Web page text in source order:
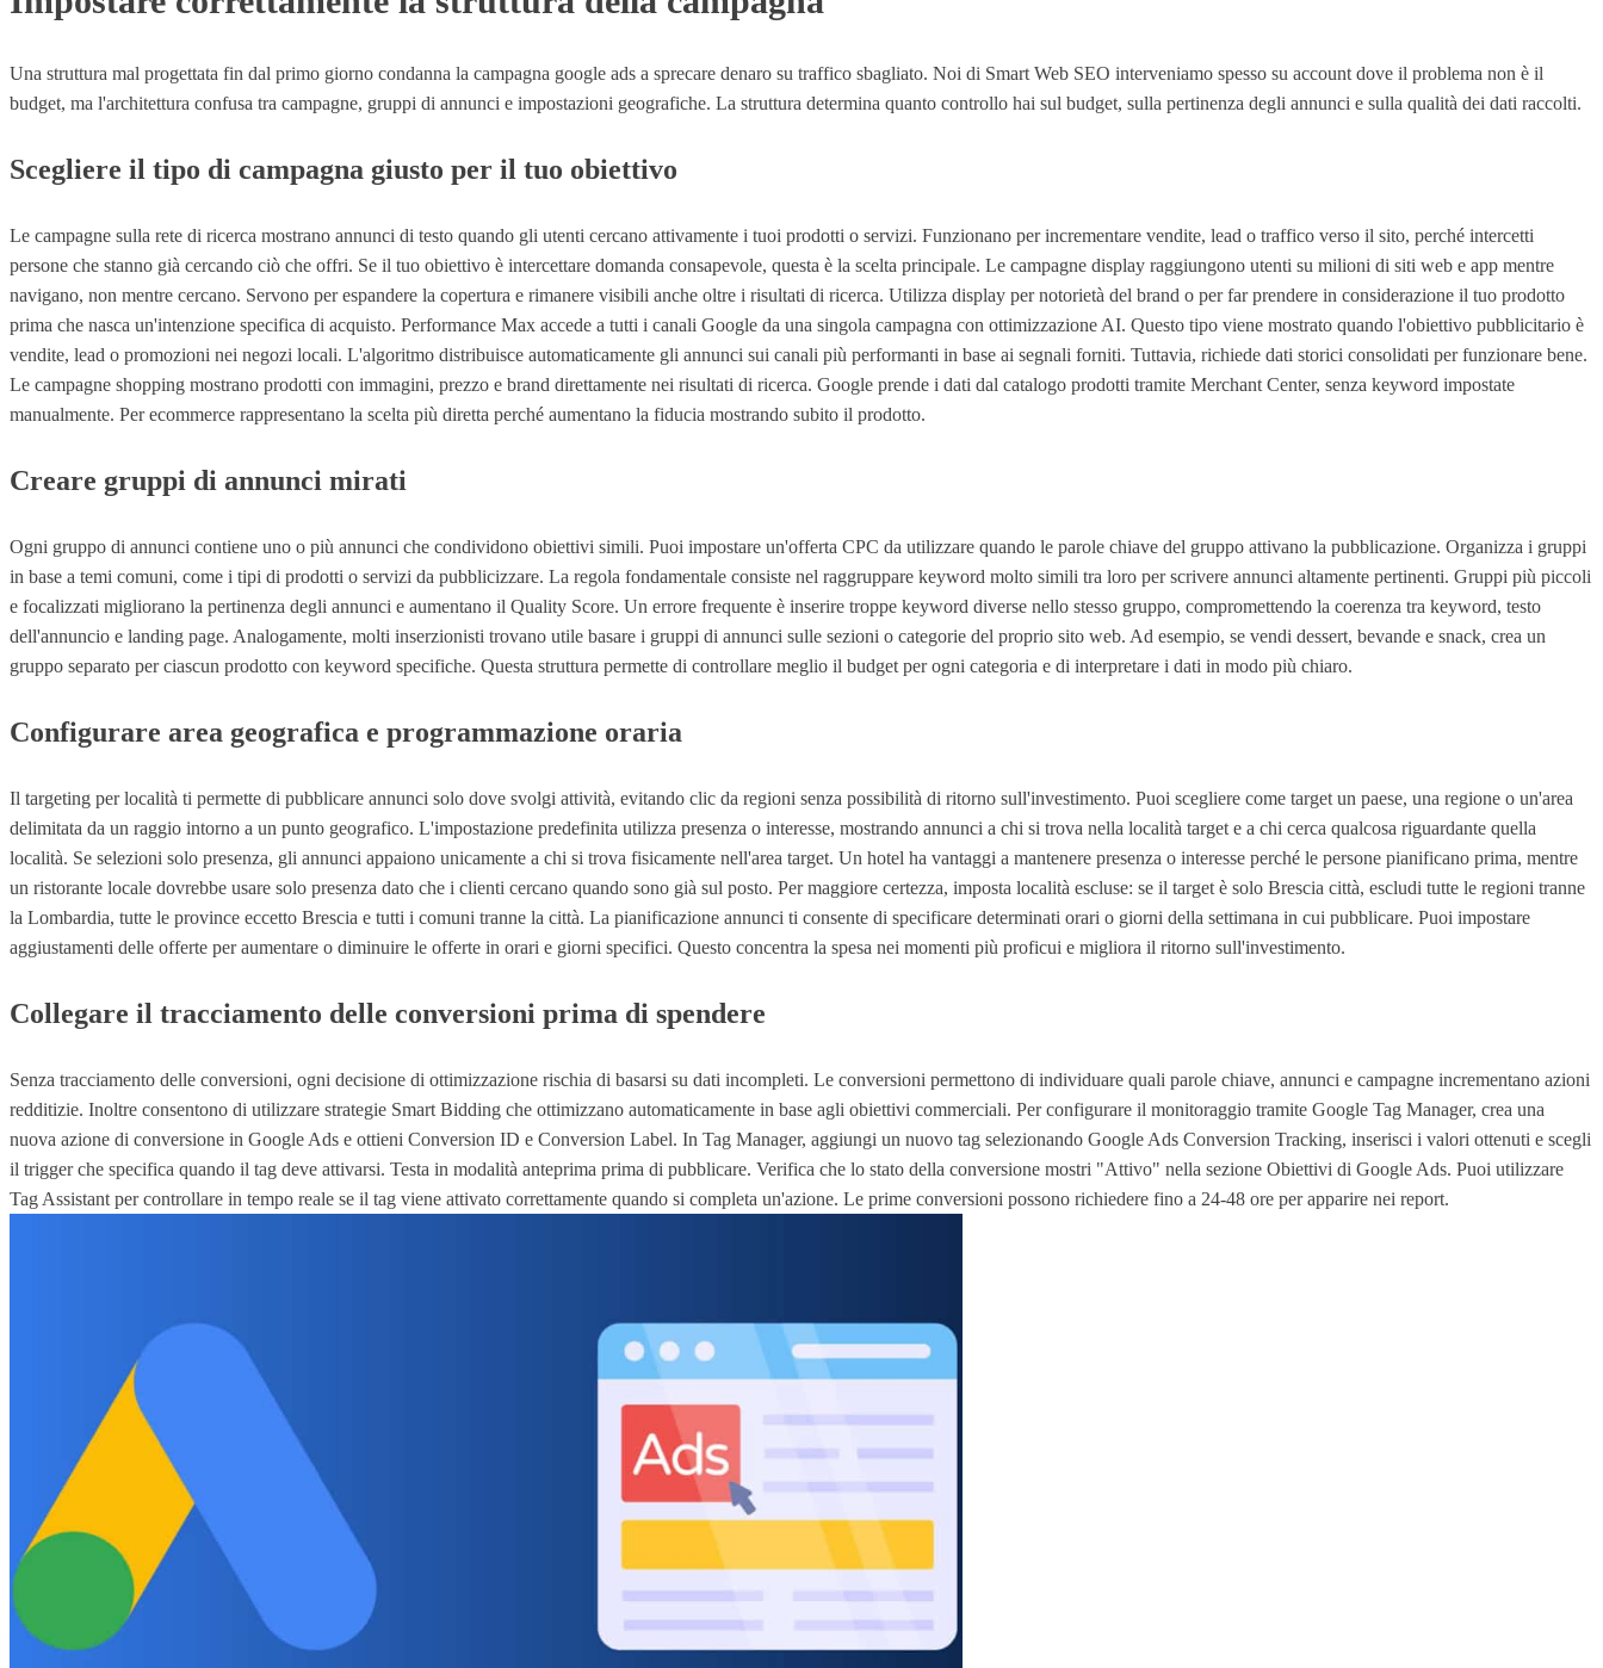
Una struttura mal progettata fin dal primo giorno condanna la campagna google ads a sprecare denaro su traffico sbagliato. Noi di Smart Web SEO interveniamo spesso su account dove il problema non è il
budget, ma l'architettura confusa tra campagne, gruppi di annunci e impostazioni geografiche. La struttura determina quanto controllo hai sul budget, sulla pertinenza degli annunci e sulla qualità dei dati raccolti.
Scegliere il tipo di campagna giusto per il tuo obiettivo
Le campagne sulla rete di ricerca mostrano annunci di testo quando gli utenti cercano attivamente i tuoi prodotti o servizi. Funzionano per incrementare vendite, lead o traffico verso il sito, perché intercetti
persone che stanno già cercando ciò che offri. Se il tuo obiettivo è intercettare domanda consapevole, questa è la scelta principale. Le campagne display raggiungono utenti su milioni di siti web e app mentre
navigano, non mentre cercano. Servono per espandere la copertura e rimanere visibili anche oltre i risultati di ricerca. Utilizza display per notorietà del brand o per far prendere in considerazione il tuo prodotto
prima che nasca un'intenzione specifica di acquisto. Performance Max accede a tutti i canali Google da una singola campagna con ottimizzazione AI. Questo tipo viene mostrato quando l'obiettivo pubblicitario è
vendite, lead o promozioni nei negozi locali. L'algoritmo distribuisce automaticamente gli annunci sui canali più performanti in base ai segnali forniti. Tuttavia, richiede dati storici consolidati per funzionare bene.
Le campagne shopping mostrano prodotti con immagini, prezzo e brand direttamente nei risultati di ricerca. Google prende i dati dal catalogo prodotti tramite Merchant Center, senza keyword impostate
manualmente. Per ecommerce rappresentano la scelta più diretta perché aumentano la fiducia mostrando subito il prodotto.
Creare gruppi di annunci mirati
Ogni gruppo di annunci contiene uno o più annunci che condividono obiettivi simili. Puoi impostare un'offerta CPC da utilizzare quando le parole chiave del gruppo attivano la pubblicazione. Organizza i gruppi
in base a temi comuni, come i tipi di prodotti o servizi da pubblicizzare. La regola fondamentale consiste nel raggruppare keyword molto simili tra loro per scrivere annunci altamente pertinenti. Gruppi più piccoli
e focalizzati migliorano la pertinenza degli annunci e aumentano il Quality Score. Un errore frequente è inserire troppe keyword diverse nello stesso gruppo, compromettendo la coerenza tra keyword, testo
dell'annuncio e landing page. Analogamente, molti inserzionisti trovano utile basare i gruppi di annunci sulle sezioni o categorie del proprio sito web. Ad esempio, se vendi dessert, bevande e snack, crea un
gruppo separato per ciascun prodotto con keyword specifiche. Questa struttura permette di controllare meglio il budget per ogni categoria e di interpretare i dati in modo più chiaro.
Configurare area geografica e programmazione oraria
Il targeting per località ti permette di pubblicare annunci solo dove svolgi attività, evitando clic da regioni senza possibilità di ritorno sull'investimento. Puoi scegliere come target un paese, una regione o un'area
delimitata da un raggio intorno a un punto geografico. L'impostazione predefinita utilizza presenza o interesse, mostrando annunci a chi si trova nella località target e a chi cerca qualcosa riguardante quella
località. Se selezioni solo presenza, gli annunci appaiono unicamente a chi si trova fisicamente nell'area target. Un hotel ha vantaggi a mantenere presenza o interesse perché le persone pianificano prima, mentre
un ristorante locale dovrebbe usare solo presenza dato che i clienti cercano quando sono già sul posto. Per maggiore certezza, imposta località escluse: se il target è solo Brescia città, escludi tutte le regioni tranne
la Lombardia, tutte le province eccetto Brescia e tutti i comuni tranne la città. La pianificazione annunci ti consente di specificare determinati orari o giorni della settimana in cui pubblicare. Puoi impostare
aggiustamenti delle offerte per aumentare o diminuire le offerte in orari e giorni specifici. Questo concentra la spesa nei momenti più proficui e migliora il ritorno sull'investimento.
Collegare il tracciamento delle conversioni prima di spendere
Senza tracciamento delle conversioni, ogni decisione di ottimizzazione rischia di basarsi su dati incompleti. Le conversioni permettono di individuare quali parole chiave, annunci e campagne incrementano azioni
redditizie. Inoltre consentono di utilizzare strategie Smart Bidding che ottimizzano automaticamente in base agli obiettivi commerciali. Per configurare il monitoraggio tramite Google Tag Manager, crea una
nuova azione di conversione in Google Ads e ottieni Conversion ID e Conversion Label. In Tag Manager, aggiungi un nuovo tag selezionando Google Ads Conversion Tracking, inserisci i valori ottenuti e scegli
il trigger che specifica quando il tag deve attivarsi. Testa in modalità anteprima prima di pubblicare. Verifica che lo stato della conversione mostri "Attivo" nella sezione Obiettivi di Google Ads. Puoi utilizzare
Tag Assistant per controllare in tempo reale se il tag viene attivato correttamente quando si completa un'azione. Le prime conversioni possono richiedere fino a 24-48 ore per apparire nei report.